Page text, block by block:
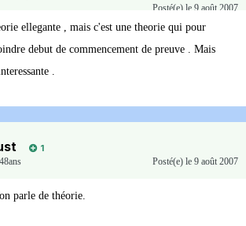
Posté(e) le 9 août 2007
ellegante , mais c'est une theorie qui pour
debut de commencement de preuve . Mais
.
1
48ans Posté(e) le 9 août 2007
parle de théorie.